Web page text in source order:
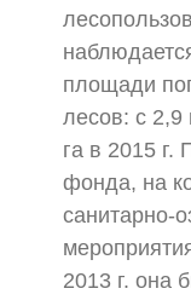
площади
лесов: с 2,9
га в 2015 г.
фонда, на
санитарно-
2013 г. она